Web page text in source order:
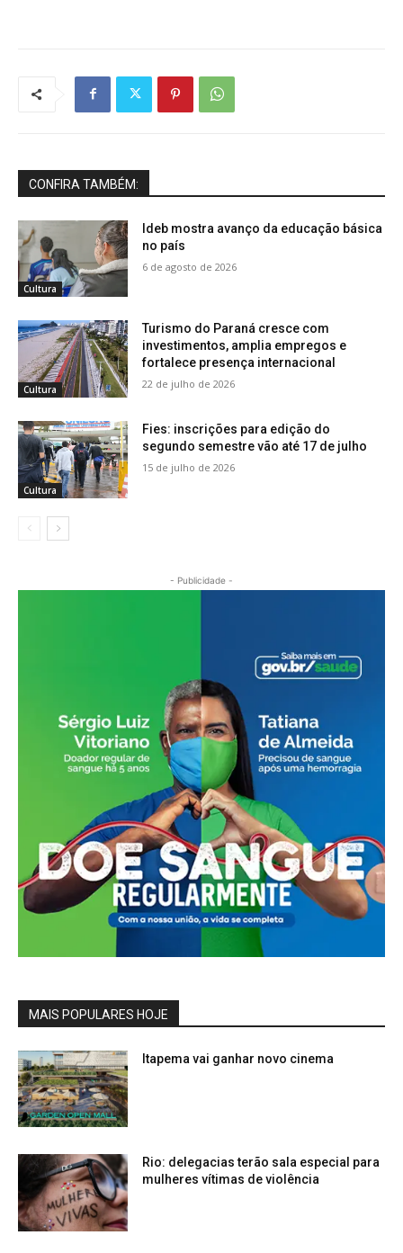
CONFIRA TAMBÉM:
Cultura
Ideb mostra avanço da educação básica
no país
6 de agosto de 2026
Cultura
Turismo do Paraná cresce com
investimentos, amplia empregos e
fortalece presença internacional
22 de julho de 2026
Cultura
Fies: inscrições para edição do
segundo semestre vão até 17 de julho
15 de julho de 2026
- Publicidade -
MAIS POPULARES HOJE
Itapema vai ganhar novo cinema
Rio: delegacias terão sala especial para
mulheres vítimas de violência